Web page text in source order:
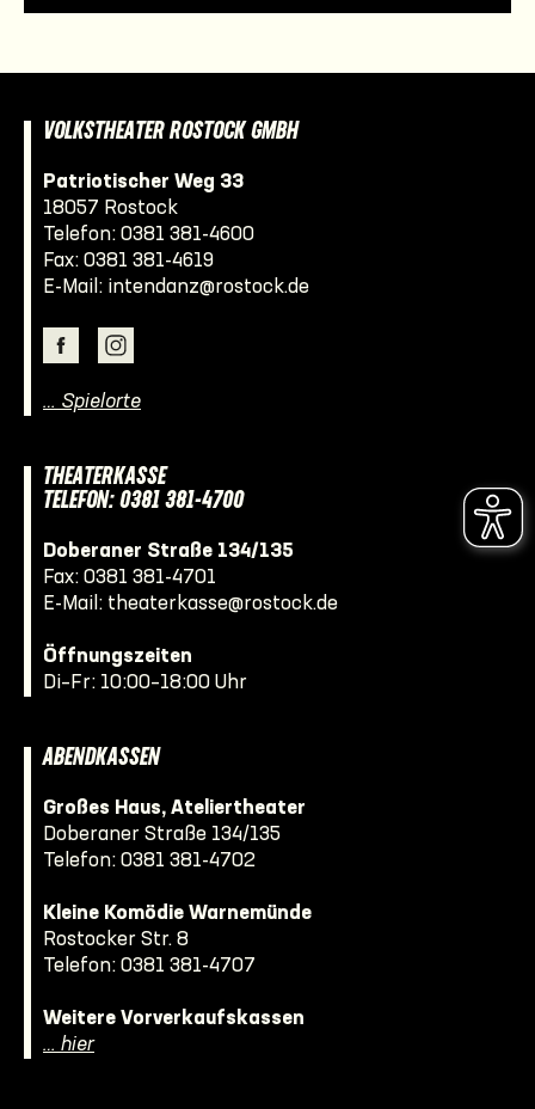
VOLKSTHEATER ROSTOCK GMBH
Patriotischer Weg 33
18057 Rostock
Telefon: 0381 381-4600
Fax: 0381 381-4619
E-Mail: intendanz@rostock.de
… Spielorte
THEATERKASSE
TELEFON: 0381 381-4700
Doberaner Straße 134/135
Fax: 0381 381-4701
E-Mail: theaterkasse@rostock.de
Öffnungszeiten
Di–Fr: 10:00–18:00 Uhr
ABENDKASSEN
Großes Haus, Ateliertheater
Doberaner Straße 134/135
Telefon: 0381 381-4702
Kleine Komödie Warnemünde
Rostocker Str. 8
Telefon: 0381 381-4707
Weitere Vorverkaufskassen
… hier